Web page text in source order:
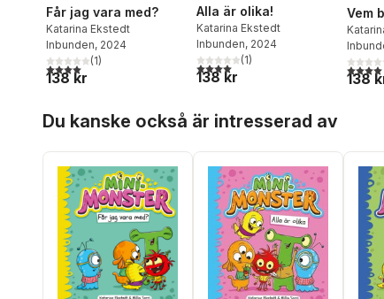
Får jag vara med?
Katarina Ekstedt
Inbunden, 2024
4,0utav 5 stjärnor. Totalt antal röster:
(1)
138 kr
Alla är olika!
Katarina Ekstedt
Inbunden, 2024
4,0utav 5 stjärnor. Totalt antal
(1)
138 kr
Vem
4,0
138
Du kanske också är intresserad av